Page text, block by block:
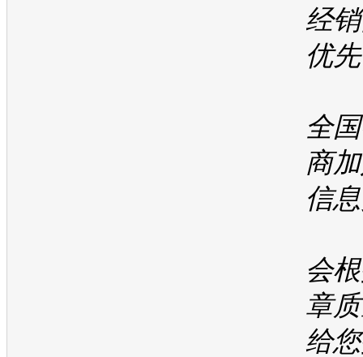
经
优
全
商
信
会
章
给